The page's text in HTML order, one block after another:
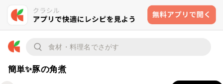
簡単✨豚の角煮